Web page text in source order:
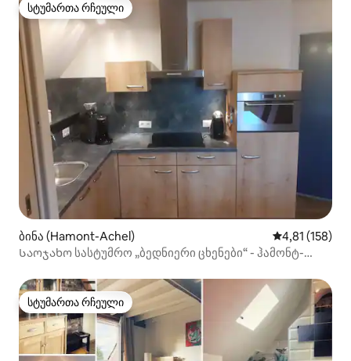
სტუმართა რჩეული
სტუმართა რჩეული
ბინა (Hamont-Achel) საშუალო
4,81 (158)
Საოჯახო სასტუმრო „ბედნიერი ცხენები“ - ჰამონტ-
სტუმართა რჩეული
სტუმართა რჩეული